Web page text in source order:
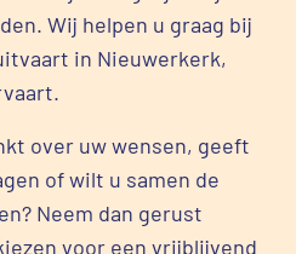
Wij helpen u graag bij
in Nieuwerkerk,
over uw wensen, geeft
of wilt u samen de
Neem dan gerust
voor een vrijblijvend